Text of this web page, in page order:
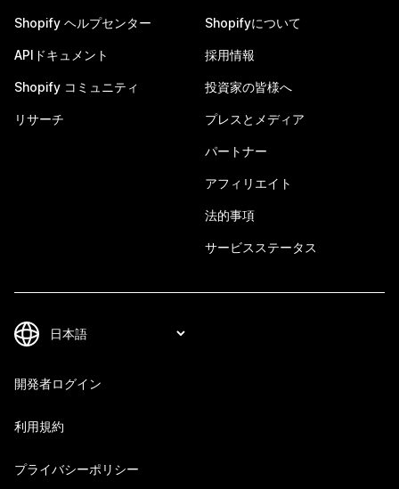
Shopify ヘルプセンター
APIドキュメント
Shopify コミュニティ
リサーチ
Shopifyについて
採用情報
投資家の皆様へ
プレスとメディア
パートナー
アフィリエイト
法的事項
サービスステータス
開発者ログイン
利用規約
プライバシーポリシー